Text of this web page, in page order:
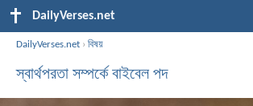
DailyVerses.net
DailyVerses.net ›বিষয়
স্বার্থপরতা সম্পর্কে বাইবেল পদ